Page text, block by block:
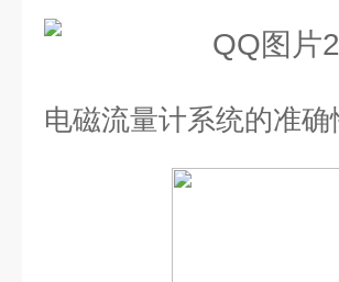
电磁流量计系统的准